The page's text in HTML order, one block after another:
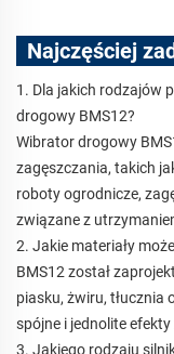
Najczęściej
1. Dla jakich rodzajów
drogowy BMS12?
Wibrator drogowy
zagęszczania, takich
roboty ogrodnicze,
związane z
2. Jakie materiały
BMS12 został
piasku, żwiru,
spójne i jednolite
3. Jakiego rodzaju